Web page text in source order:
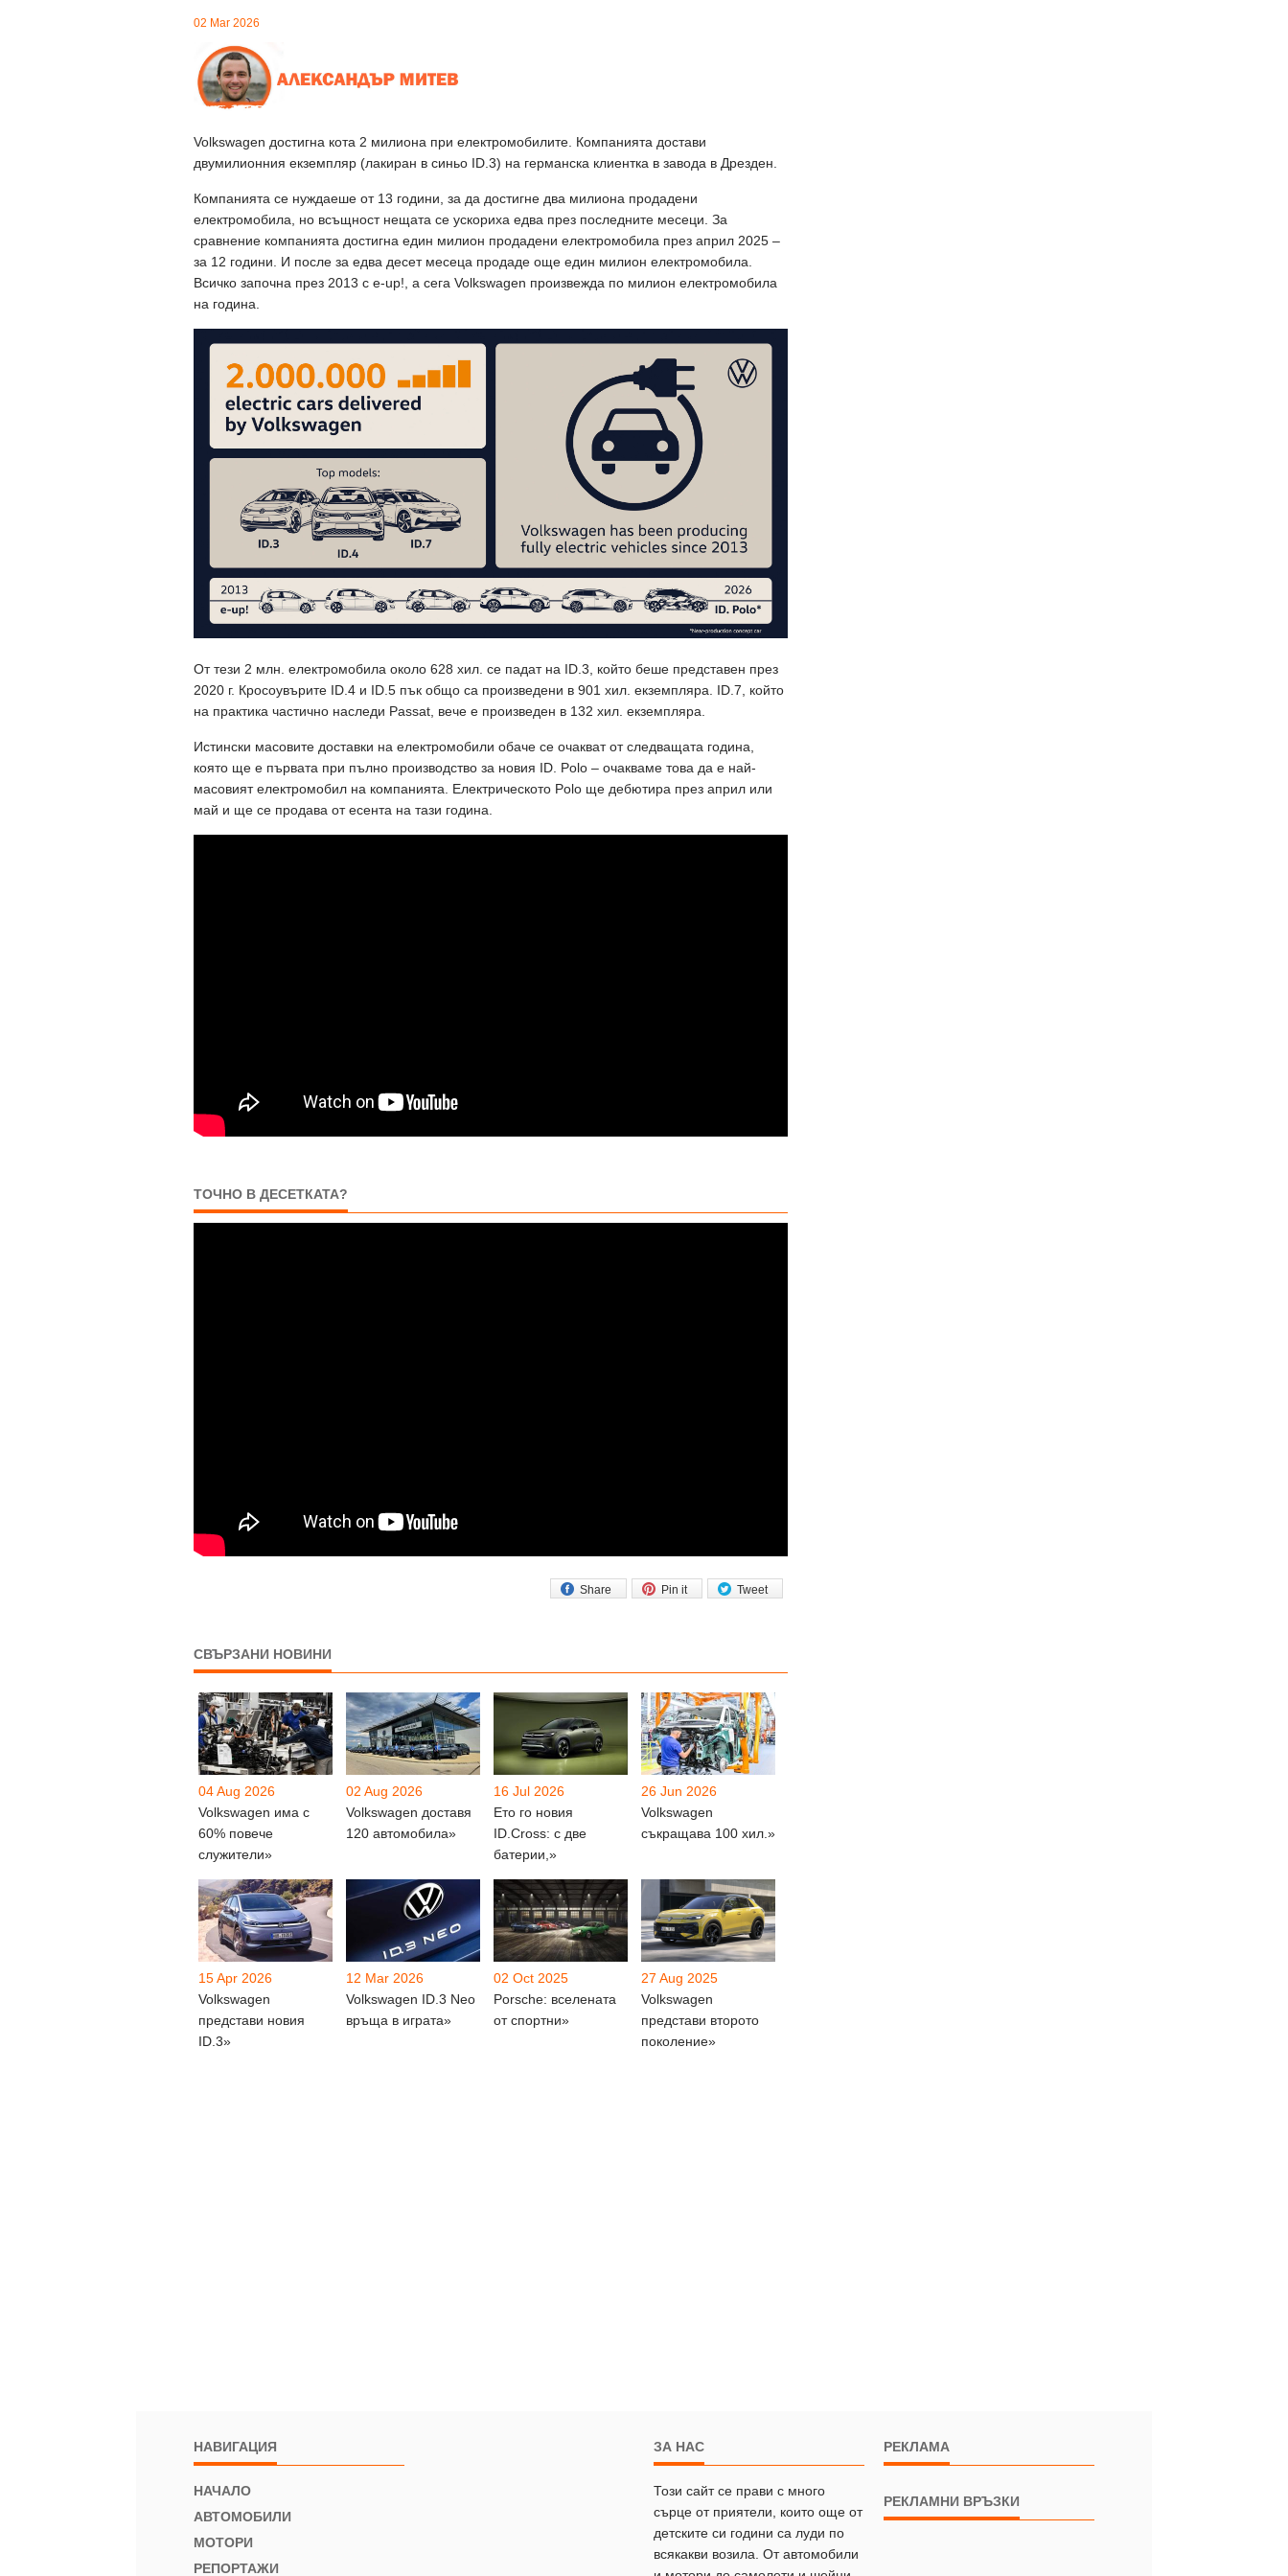
02 Mar 2026
Volkswagen достигна кота 2 милиона при електромобилите. Компанията достави
двумилионния екземпляр (лакиран в синьо ID.3) на германска клиентка в завода в Дрезден.
Компанията се нуждаеше от 13 години, за да достигне два милиона продадени
електромобила, но всъщност нещата се ускориха едва през последните месеци. За
сравнение компанията достигна един милион продадени електромобила през април 2025 –
за 12 години. И после за едва десет месеца продаде още един милион електромобила.
Всичко започна през 2013 с e-up!, а сега Volkswagen произвежда по милион електромобила
на година.
От тези 2 млн. електромобила около 628 хил. се падат на ID.3, който беше представен през
2020 г. Кросоувърите ID.4 и ID.5 пък общо са произведени в 901 хил. екземпляра. ID.7, който
на практика частично наследи Passat, вече е произведен в 132 хил. екземпляра.
Истински масовите доставки на електромобили обаче се очакват от следващата година,
която ще е първата при пълно производство за новия ID. Polo – очакваме това да е най-
масовият електромобил на компанията. Електрическото Polo ще дебютира през април или
май и ще се продава от есента на тази година.
ТОЧНО В ДЕСЕТКАТА?
Tweet
Pin it
Share
СВЪРЗАНИ НОВИНИ
04 Aug 2026
Volkswagen има с
60% повече
служители»
02 Aug 2026
Volkswagen доставя
120 автомобила»
16 Jul 2026
Ето го новия
ID.Cross: с две
батерии,»
26 Jun 2026
Volkswagen
съкращава 100 хил.»
15 Apr 2026
Volkswagen
представи новия
ID.3»
12 Mar 2026
Volkswagen ID.3 Neo
връща в играта»
02 Oct 2025
Porsche: вселената
от спортни»
27 Aug 2025
Volkswagen
представи второто
поколение»
НАВИГАЦИЯ
НАЧАЛО
АВТОМОБИЛИ
МОТОРИ
РЕПОРТАЖИ
ЗА НАС
Този сайт се прави с много
сърце от приятели, които още от
детските си години са луди по
всякакви возила. От автомобили
РЕКЛАМА
РЕКЛАМНИ ВРЪЗКИ